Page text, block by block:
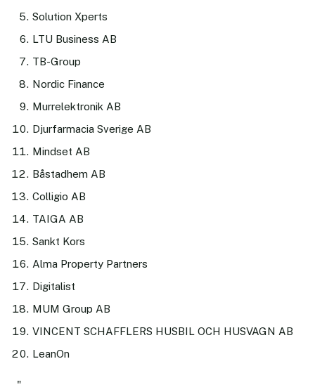
Solution Xperts
LTU Business AB
TB-Group
Nordic Finance
Murrelektronik AB
Djurfarmacia Sverige AB
Mindset AB
Båstadhem AB
Colligio AB
TAIGA AB
Sankt Kors
Alma Property Partners
Digitalist
MUM Group AB
VINCENT SCHAFFLERS HUSBIL OCH HUSVAGN AB
LeanOn
"